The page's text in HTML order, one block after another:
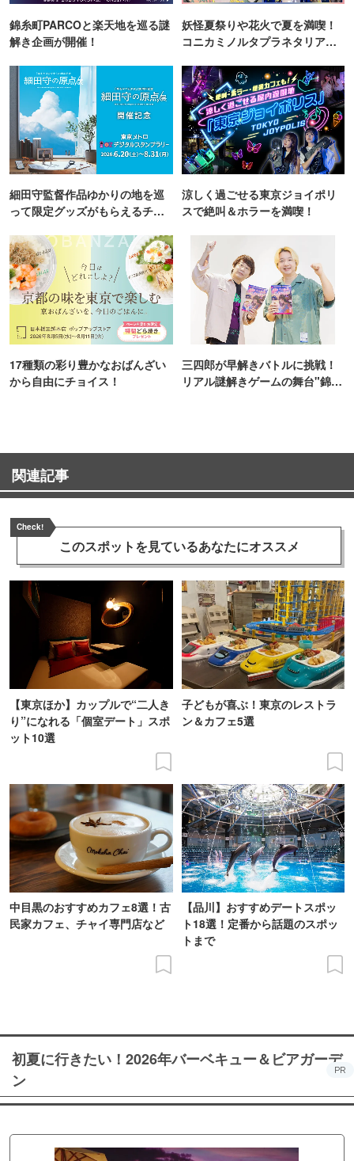
錦糸町PARCOと楽天地を巡る謎
解き企画が開催！
妖怪夏祭りや花火で夏を満喫！
コニカミノルタプラネタリア
細田守監督作品ゆかりの地を巡
って限定グッズがもらえるチャ
涼しく過ごせる東京ジョイポリ
スで絶叫＆ホラーを満喫！
17種類の彩り豊かなおばんざい
から自由にチョイス！
三四郎が早解きバトルに挑戦！
リアル謎解きゲームの舞台"錦糸
関連記事
Check!
このスポットを見ているあなたにオススメ
【東京ほか】カップルで“二人き
り”になれる「個室デート」スポ
ット10選
子どもが喜ぶ！東京のレストラ
ン＆カフェ5選
中目黒のおすすめカフェ8選！古
民家カフェ、チャイ専門店など
【品川】おすすめデートスポッ
ト18選！定番から話題のスポッ
トまで
初夏に行きたい！2026年バーベキュー＆ビアガーデ
ン
PR